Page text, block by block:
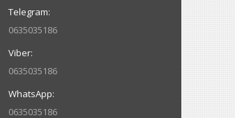
0635035186
0635035186
0635035186